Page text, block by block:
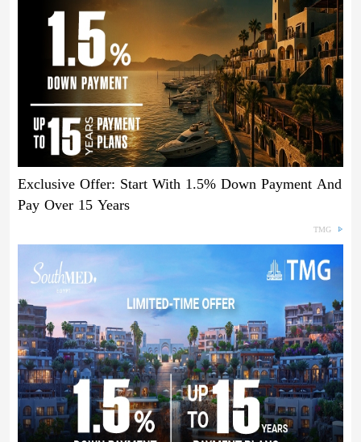
Exclusive Offer: Start With 1.5% Down Payment And
Pay Over 15 Years
TMG